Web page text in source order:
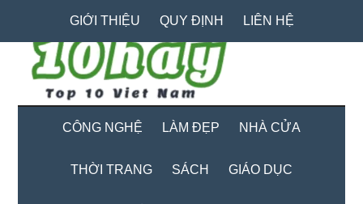
content
secondary
menu
primary
sidebar
GIỚI THIỆU QUY ĐỊNH LIÊN HỆ
CÔNG NGHỆ LÀM ĐẸP NHÀ CỬA
THỜI TRANG SÁCH GIÁO DỤC